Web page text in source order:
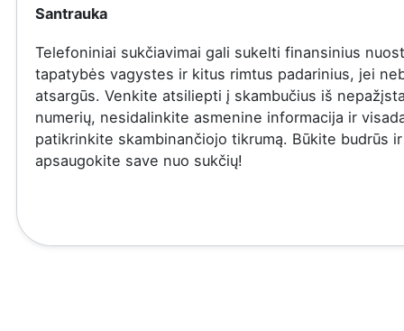
Santrauka
Telefoniniai sukčiavimai gali sukelti finansinius
tapatybės vagystes ir kitus rimtus padarinius, jei
atsargūs. Venkite atsiliepti į skambučius iš
numerių, nesidalinkite asmenine informacija ir
patikrinkite skambinančiojo tikrumą. Būkite budrūs ir
apsaugokite save nuo sukčių!